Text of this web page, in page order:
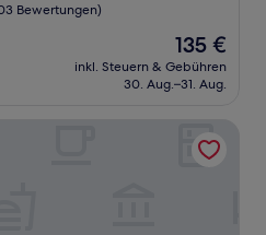
Bewertungen)
Der
Preis
beträgt
135 €
inkl. Steuern & Gebühren
30. Aug.–31. Aug.